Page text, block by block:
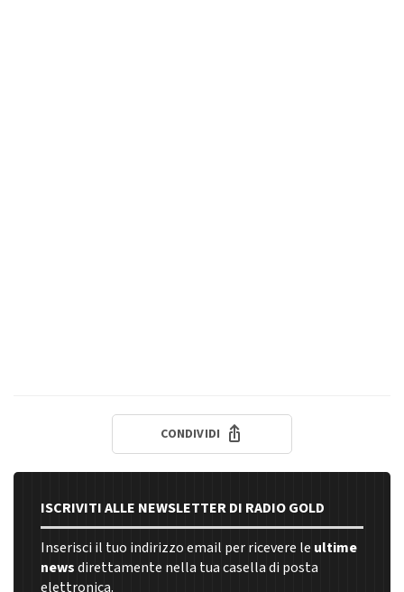
CONDIVIDI
ISCRIVITI ALLE NEWSLETTER DI RADIO GOLD
Inserisci il tuo indirizzo email per ricevere le ultime
newsdirettamente nella tua casella di posta
elettronica.